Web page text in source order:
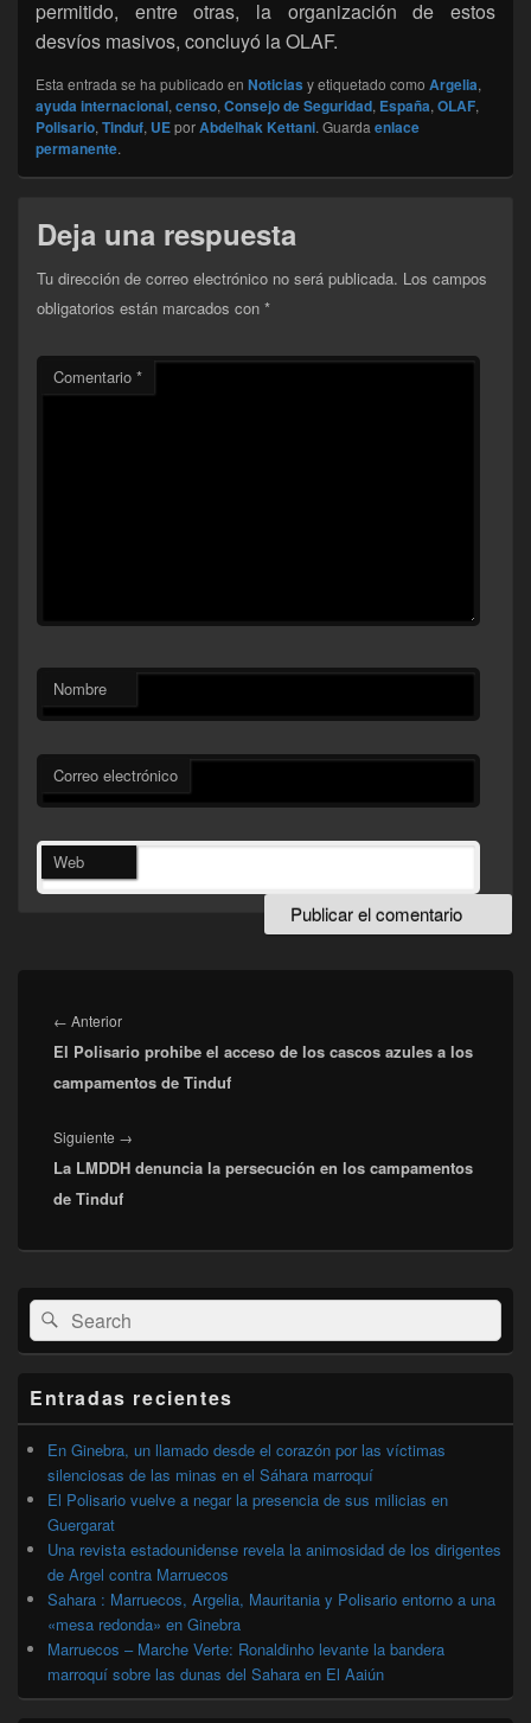
permitido, entre otras, la organización de estos
desvíos masivos, concluyó la OLAF.
Esta entrada se ha publicado en Noticias y etiquetado como Argelia,
ayuda internacional, censo, Consejo de Seguridad, España, OLAF,
Polisario, Tinduf, UEporAbdelhak Kettani. Guarda enlace
permanente.
Deja una respuesta
Tu dirección de correo electrónico no será publicada. Los campos
obligatorios están marcados con *
Comentario *
Nombre
Correo electrónico
Web
de
entradas
← AnteriorEntrada
anterior:
El Polisario prohibe el acceso de los cascos azules a los
campamentos de Tinduf
Siguiente →
siguiente:
La LMDDH denuncia la persecución en los campamentos
de Tinduf
El
área
de
widget
lateral
primaria
Buscar
por:
Buscar
Entradas recientes
En Ginebra, un llamado desde el corazón por las víctimas
silenciosas de las minas en el Sáhara marroquí
El Polisario vuelve a negar la presencia de sus milicias en
Guergarat
Una revista estadounidense revela la animosidad de los dirigentes
de Argel contra Marruecos
Sahara : Marruecos, Argelia, Mauritania y Polisario entorno a una
«mesa redonda» en Ginebra
Marruecos – Marche Verte: Ronaldinho levante la bandera
marroquí sobre las dunas del Sahara en El Aaiún